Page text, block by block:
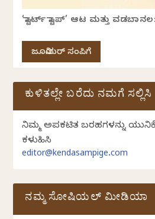
‘ಸ್ಟಾರ್ಟ್ ಸ್ಟಾಪ್’ ಆಟ ಮತ್ತು
ಜೂನಿಯರ್ ಸಂಪಿಗೆ
ಕುಳಿತಲ್ಲೇ ಬರೆದು ನಮಗೆ ಸಲ್ಲಿಸಿ
ನಿಮ್ಮ ಅಪ್ರಕಟಿತ ಬರಹಗಳನ್ನು
ಕಳುಹಿಸಿ
editor@kendasampige.com
ನಮ್ಮ ಸೋಷಿಯಲ್‌ ಮೀಡಿಯಾ